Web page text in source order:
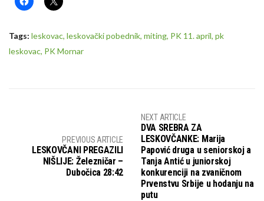
Tags: leskovac, leskovački pobednik, miting, PK 11. april, pk
leskovac, PK Mornar
PREVIOUS ARTICLE
LESKOVČANI PREGAZILI
NIŠLIJE: Železničar –
Dubočica 28:42
NEXT ARTICLE
DVA SREBRA ZA
LESKOVČANKE: Marija
Papović druga u seniorskoj a
Tanja Antić u juniorskoj
konkurenciji na zvaničnom
Prvenstvu Srbije u hodanju na
putu